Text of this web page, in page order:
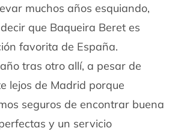
muchos años esquiando,
que Baqueira Beret es
favorita de España.
tras otro allí, a pesar de
lejos de Madrid porque
seguros de encontrar buena
y un servicio